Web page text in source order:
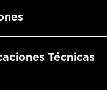
Técnicas